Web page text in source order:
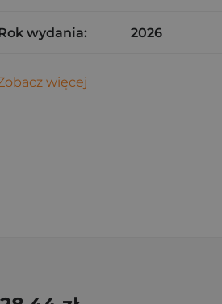
wydania: 2026
więcej